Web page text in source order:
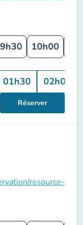
10h00
01h30 02h00
Réserver
resource-